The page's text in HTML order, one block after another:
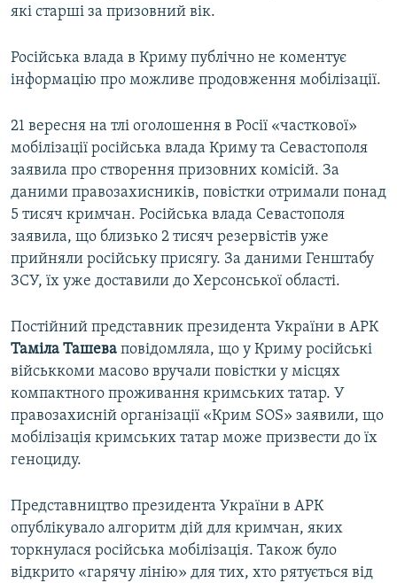
які старші за призовний вік.
Російська влада в Криму публічно не коментує
інформацію про можливе продовження мобілізації.
21 вересня на тлі оголошення в Росії «часткової»
мобілізації російська влада Криму та Севастополя
заявила про створення призовних комісій. За
даними правозахисників, повістки отримали понад
5 тисяч кримчан. Російська влада Севастополя
заявила, що близько 2 тисяч резервістів уже
прийняли російську присягу. За даними Генштабу
ЗСУ, їх уже доставили до Херсонської області.
Постійний представник президента України в АРК
Таміла Ташева повідомляла, що у Криму російські
військкоми масово вручали повістки у місцях
компактного проживання кримських татар. У
правозахисній організації «Крим SOS» заявили, що
мобілізація кримських татар може призвести до їх
геноциду.
Представництво президента України в АРК
опублікувало алгоритм дій для кримчан, яких
торкнулася російська мобілізація. Також було
відкрито «гарячу лінію» для тих, хто рятується від